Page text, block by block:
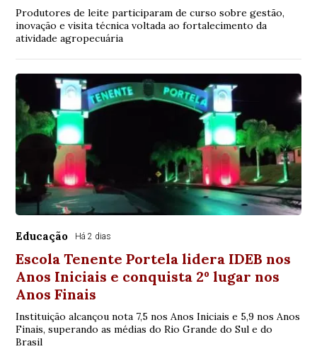
Produtores de leite participaram de curso sobre gestão,
inovação e visita técnica voltada ao fortalecimento da
atividade agropecuária
Educação Há 2 dias
Escola Tenente Portela lidera IDEB nos
Anos Iniciais e conquista 2º lugar nos
Anos Finais
Instituição alcançou nota 7,5 nos Anos Iniciais e 5,9 nos Anos
Finais, superando as médias do Rio Grande do Sul e do
Brasil